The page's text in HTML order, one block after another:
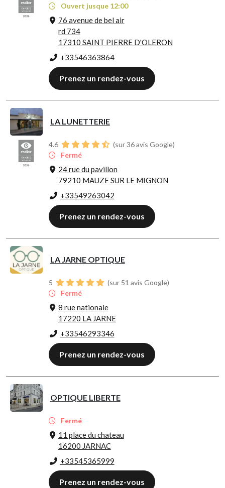
Ouvert jusque 12:00
76 avenue de bel air
rd 734
17310 SAINT PIERRE D'OLERON
+33546363864
Prenez un rendez-vous
LA LUNETTERIE
4.6
(sur 36 avis Google)
Fermé
24 rue du pavillon
79210 MAUZE SUR LE MIGNON
+33549263042
Prenez un rendez-vous
LA JARNE OPTIQUE
5
(sur 51 avis Google)
Fermé
8 rue nationale
17220 LA JARNE
+33546293346
Prenez un rendez-vous
OPTIQUE LIBERTE
Fermé
11 place du chateau
16200 JARNAC
+33545365999
Prenez un rendez-vous